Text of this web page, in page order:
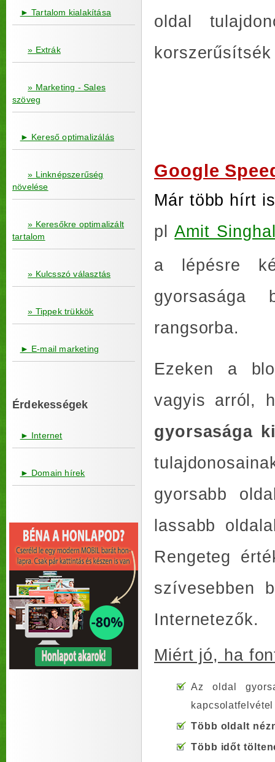
► Tartalom kialakítása
» Extrák
» Marketing - Sales
szöveg
► Kereső optimalizálás
» Linknépszerűség
növelése
» Keresőkre optimalizált
tartalom
» Kulcsszó választás
» Tippek trükkök
► E-mail marketing
Érdekességek
► Internet
► Domain hírek
oldal
Google
Már több hírt
plAmit
a lépésre
rangsorba.
Ezeken a
vagyis arról,
gyorsasága
gyorsabb
lassabb
Rengeteg
szívesebben
Internetezők.
Miért jó, ha
Az oldal
Több oldalt
Több időt